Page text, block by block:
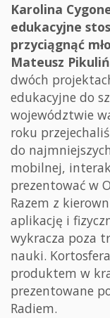
Karolina
edukacyjne
przyciągnąć
Mateusz
dwóch
edukacyjne do
województwie
roku
do
mobilnej,
prezentować w
Razem z
aplikację i
wykracza poza
nauki.
produktem w
prezentowane
Radiem.